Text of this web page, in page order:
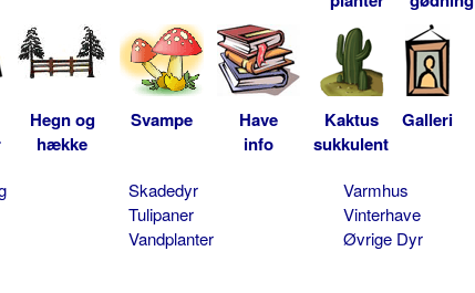
Hegn og
hække
Svampe
Have
info
Kaktus
sukkulent
Galleri
Skadedyr
Tulipaner
Vandplanter
Varmhus
Vinterhave
Øvrige Dyr